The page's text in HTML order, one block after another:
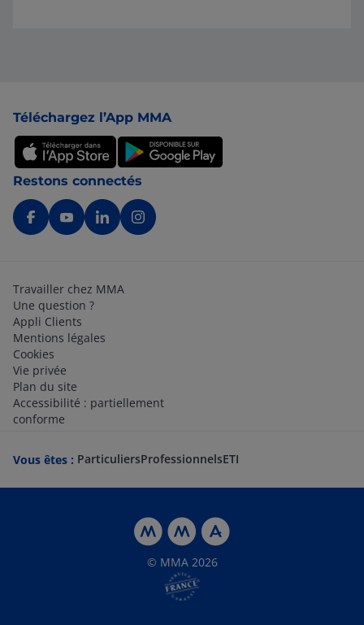
Téléchargez l’App MMA
Restons connectés
Travailler chez MMA
Une question ?
Appli Clients
Mentions légales
Cookies
Vie privée
Plan du site
Accessibilité : partiellement
conforme
Vous êtes : ParticuliersProfessionnelsETI
© MMA 2026